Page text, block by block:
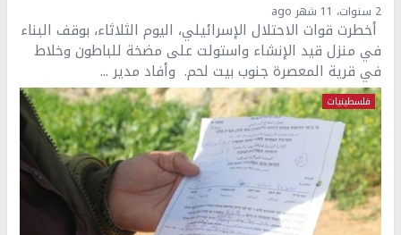
2 سنوات، 11 شهر ago
أخطرت قوات الاحتلال الإسرائيلي، اليوم الثلاثاء، بوقف البناء
في منزل قيد الإنشاء واستولت على مضخة للباطون وخلاط
في قرية المعصرة جنوب بيت لحم. وأفاد مدير ...
فلسطينيات